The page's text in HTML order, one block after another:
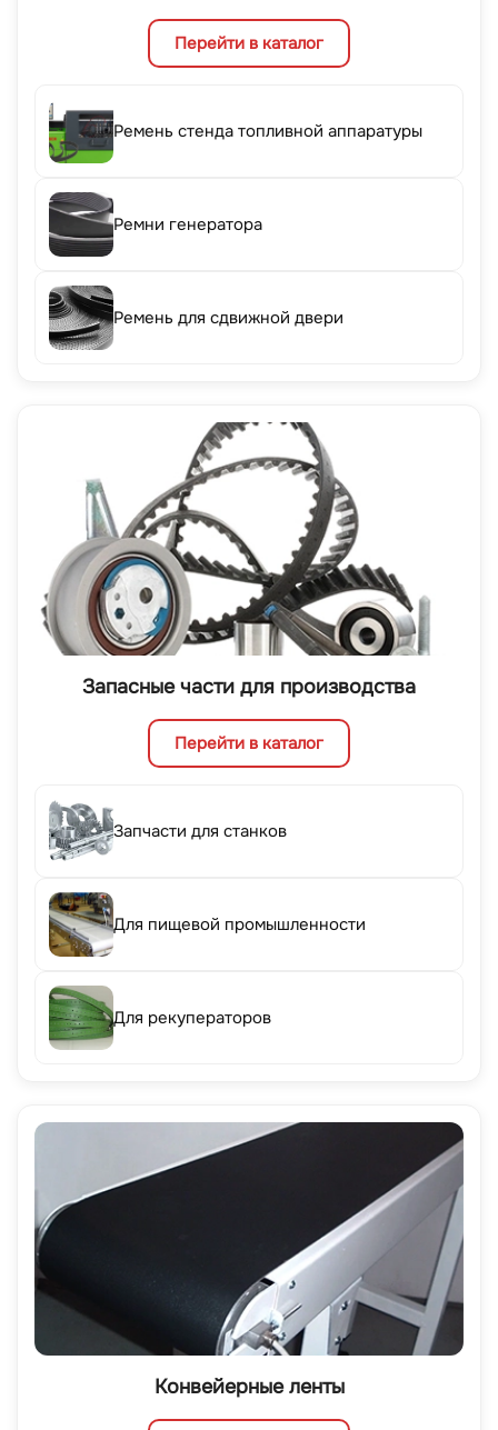
Перейти в каталог
Ремень стенда топливной аппаратуры
Ремни генератора
Ремень для сдвижной двери
Запасные части для производства
Перейти в каталог
Запчасти для станков
Для пищевой промышленности
Для рекуператоров
Конвейерные ленты